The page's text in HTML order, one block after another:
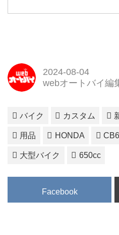
2024-08-04
webオートバイ編
バイク カスタム
用品 HONDA
大型バイク 650cc
Facebook